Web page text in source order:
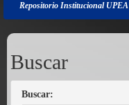
Repositorio Institucional UPEA
Buscar
Buscar: